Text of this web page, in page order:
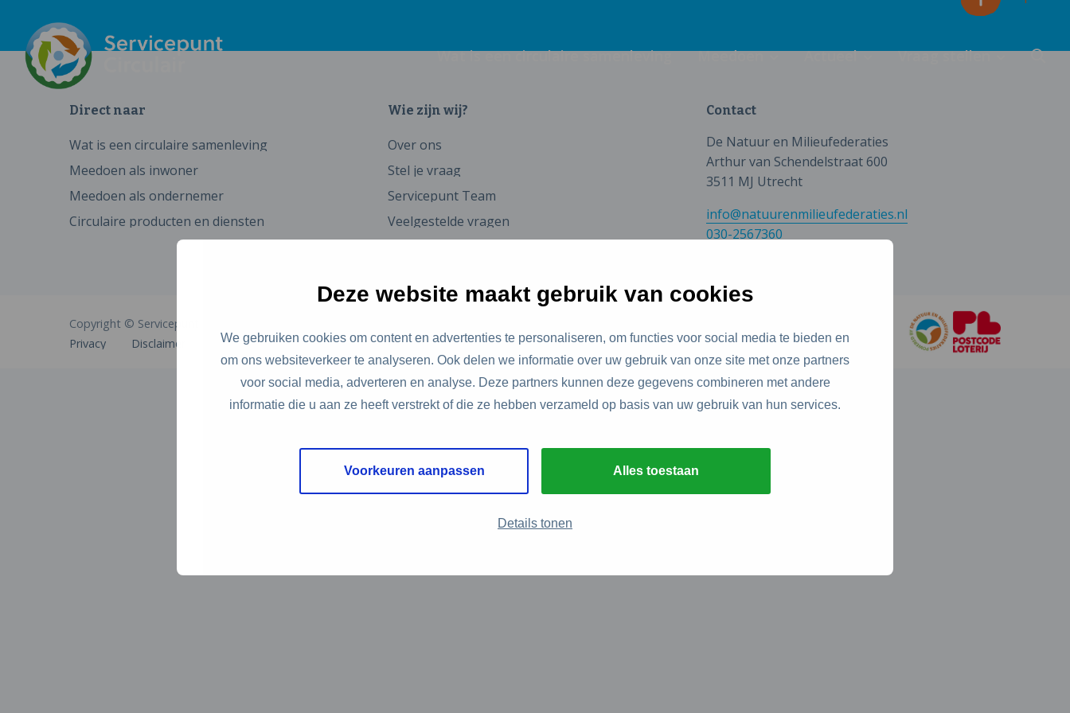
Deze website maakt gebruik van cookies
We gebruiken cookies om content en advertenties te personaliseren, om functies voor social media te bieden en
om ons websiteverkeer te analyseren. Ook delen we informatie over uw gebruik van onze site met onze partners
voor social media, adverteren en analyse. Deze partners kunnen deze gegevens combineren met andere
informatie die u aan ze heeft verstrekt of die ze hebben verzameld op basis van uw gebruik van hun services.
Voorkeuren aanpassen Alles toestaan
Details tonen
Wat is een circulaire samenleving Meedoen Actueel Vraag stellen
Direct naar
Wat is een circulaire samenleving
Meedoen als inwoner
Meedoen als ondernemer
Circulaire producten en diensten
Wie zijn wij?
Over ons
Stel je vraag
Servicepunt Team
Veelgestelde vragen
Contact
De Natuur en Milieufederaties
Arthur van Schendelstraat 600
3511 MJ Utrecht
info@natuurenmilieufederaties.nl
030-2567360
Copyright © Servicepunt Circulair
Privacy
Disclaimer Cookies Toegankelijkheid